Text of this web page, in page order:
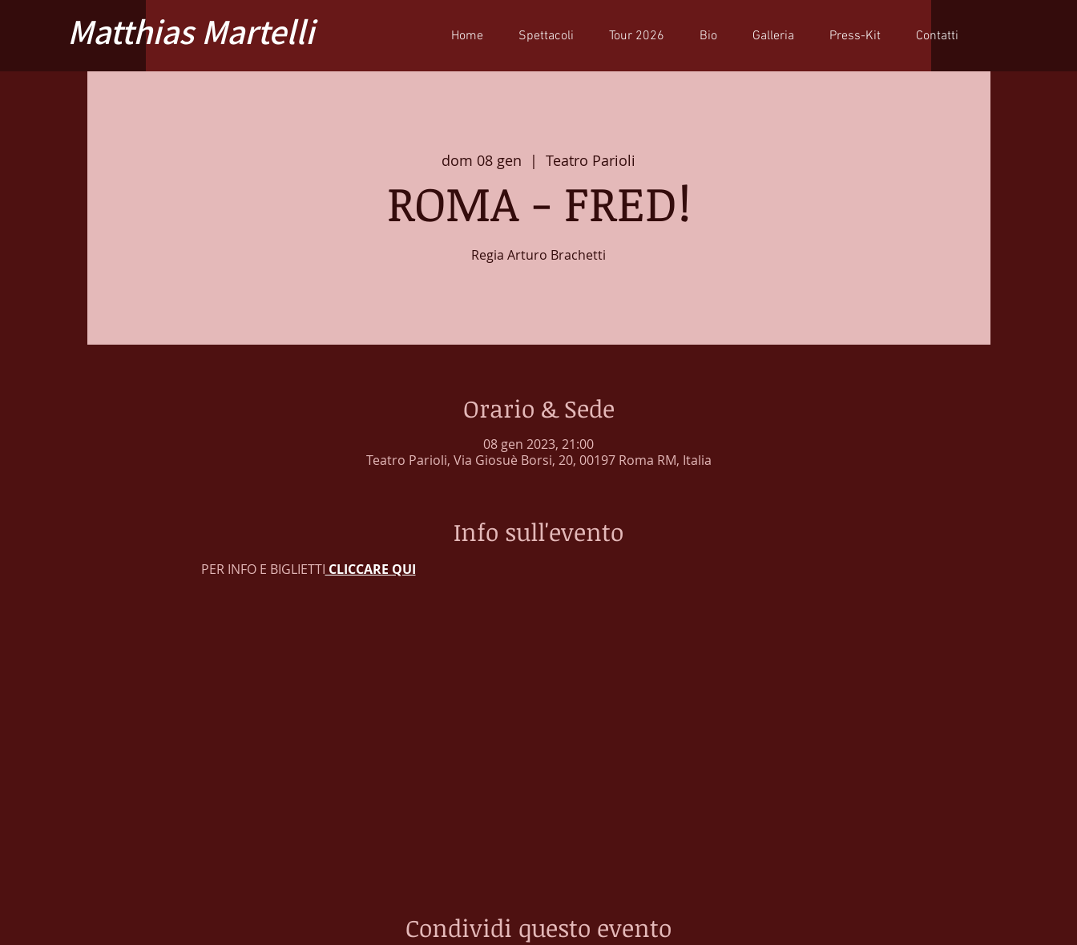
Matthias Martelli Home Spettacoli Tour 2026 Bio Galleria Press-Kit Contatti
dom 08 gen
  |
Teatro Parioli
ROMA - FRED!
Regia Arturo Brachetti
Orario & Sede
08 gen 2023, 21:00
Teatro Parioli, Via Giosuè Borsi, 20, 00197 Roma RM, Italia
Info sull'evento
PER INFO E BIGLIETTI CLICCARE QUI
Condividi questo evento